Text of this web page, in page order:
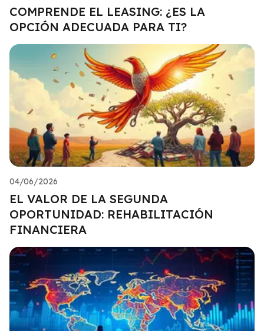
COMPRENDE EL LEASING: ¿ES LA
OPCIÓN ADECUADA PARA TI?
04/06/2026
EL VALOR DE LA SEGUNDA
OPORTUNIDAD: REHABILITACIÓN
FINANCIERA